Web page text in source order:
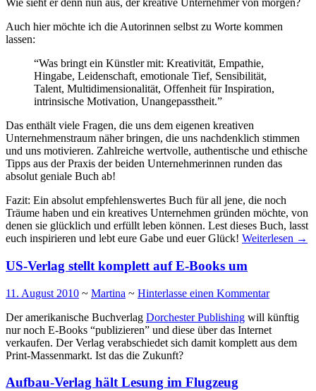
Wie sieht er denn nun aus, der kreative Unternehmer von morgen?
Auch hier möchte ich die Autorinnen selbst zu Worte kommen
lassen:
“Was bringt ein Künstler mit: Kreativität, Empathie,
Hingabe, Leidenschaft, emotionale Tief, Sensibilität,
Talent, Multidimensionalität, Offenheit für Inspiration,
intrinsische Motivation, Unangepasstheit.”
Das enthält viele Fragen, die uns dem eigenen kreativen
Unternehmenstraum näher bringen, die uns nachdenklich stimmen
und uns motivieren. Zahlreiche wertvolle, authentische und ethische
Tipps aus der Praxis der beiden Unternehmerinnen runden das
absolut geniale Buch ab!
Fazit: Ein absolut empfehlenswertes Buch für all jene, die noch
Träume haben und ein kreatives Unternehmen gründen möchte, von
denen sie glücklich und erfüllt leben können. Lest dieses Buch, lasst
euch inspirieren und lebt eure Gabe und euer Glück! Weiterlesen →
US-Verlag stellt komplett auf E-Books um
11. August 2010 ~ Martina ~ Hinterlasse einen Kommentar
Der amerikanische Buchverlag Dorchester Publishing will künftig
nur noch E-Books “publizieren” und diese über das Internet
verkaufen. Der Verlag verabschiedet sich damit komplett aus dem
Print-Massenmarkt. Ist das die Zukunft?
Aufbau-Verlag hält Lesung im Flugzeug